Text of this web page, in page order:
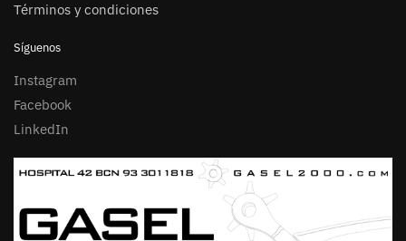
Términos y condiciones
Síguenos
Instagram
Facebook
LinkedIn